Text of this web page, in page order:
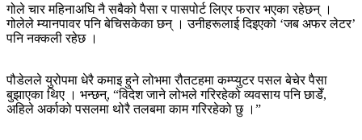
गोले चार महिनाअघि नै सबैको पैसा र पासपोर्ट लिएर फरार भएका रहेछन् ।
गोलेले म्यानपावर पनि बेचिसकेका छन् । उनीहरूलाई दिइएको ‘जब अफर लेटर’
पनि नक्कली रहेछ ।
पौडेलले युरोपमा धेरै कमाइ हुने लोभमा रौतटहमा कम्प्युटर पसल बेचेर पैसा
बुझाएका थिए । भन्छन्, “विदेश जाने लोभले गरिरहेको व्यवसाय पनि छाडेँ,
अहिले अर्काको पसलमा थोरै तलबमा काम गरिरहेको छु ।”